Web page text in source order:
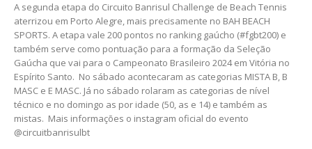
A segunda etapa do Circuito Banrisul Challenge de Beach Tennis
aterrizou em Porto Alegre, mais precisamente no BAH BEACH
SPORTS. A etapa vale 200 pontos no ranking gaúcho (#fgbt200) e
também serve como pontuação para a formação da Seleção
Gaúcha que vai para o Campeonato Brasileiro 2024 em Vitória no
Espírito Santo. No sábado acontecaram as categorias MISTA B, B
MASC e E MASC. Já no sábado rolaram as categorias de nível
técnico e no domingo as por idade (50, as e 14) e também as
mistas. Mais informações o instagram oficial do evento
@circuitbanrisulbt